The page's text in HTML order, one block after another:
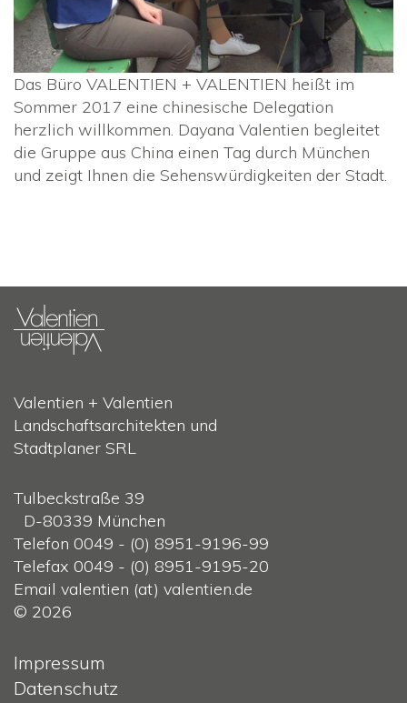
Das Büro VALENTIEN + VALENTIEN heißt im
Sommer 2017 eine chinesische Delegation
herzlich willkommen. Dayana Valentien begleitet
die Gruppe aus China einen Tag durch München
und zeigt Ihnen die Sehenswürdigkeiten der Stadt.
Valentien + Valentien
Landschaftsarchitekten und
Stadtplaner SRL
Tulbeckstraße 39
D-80339 München
Telefon 0049 - (0) 8951-9196-99
Telefax 0049 - (0) 8951-9195-20
Email valentien (at) valentien.de
© 2026
Impressum
Datenschutz